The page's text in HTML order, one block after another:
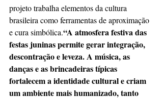
projeto trabalha elementos da cultura
brasileira como ferramentas de aproximação
e cura simbólica.“A atmosfera festiva das
festas juninas permite gerar integração,
descontração e leveza. A música, as
danças e as brincadeiras típicas
fortalecem a identidade cultural e criam
um ambiente mais humanizado, tanto